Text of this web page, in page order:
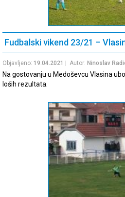
Fudbalski vikend 23/21 –
Objavljeno: 19.04.2021 | Autor: Ninoslav
Na gostovanju u Medoševcu Vlasina
loših rezultata.